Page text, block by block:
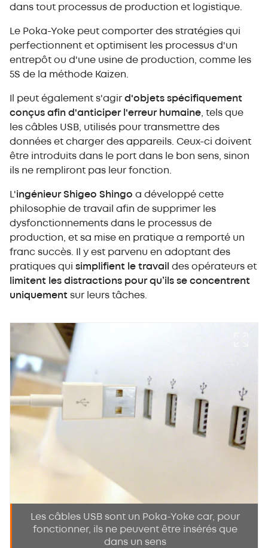
dans tout processus de production et logistique.
Le Poka-Yoke peut comporter des stratégies qui
perfectionnent et optimisent les processus d'un
entrepôt ou d'une usine de production, comme les
5S de la méthode Kaizen.
Il peut également s'agir d'objets spécifiquement
conçus afin d'anticiper l'erreur humaine , tels que
les câbles USB, utilisés pour transmettre des
données et charger des appareils. Ceux-ci doivent
être introduits dans le port dans le bon sens, sinon
ils ne rempliront pas leur fonction.
L'ingénieur Shigeo Shingo a développé cette
philosophie de travail afin de supprimer les
dysfonctionnements dans le processus de
production, et sa mise en pratique a remporté un
franc succès. Il y est parvenu en adoptant des
pratiques qui simplifient le travail des opérateurs et
limitent les distractions pour qu’ils se concentrent
uniquement sur leurs tâches.
Les câbles USB sont un Poka-Yoke car, pour
fonctionner, ils ne peuvent être insérés que
dans un sens